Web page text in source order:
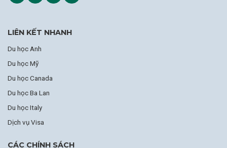
LIÊN KẾT NHANH
Du học Anh
Du học Mỹ
Du học Canada
Du học Ba Lan
Du học Italy
Dịch vụ Visa
CÁC CHÍNH SÁCH